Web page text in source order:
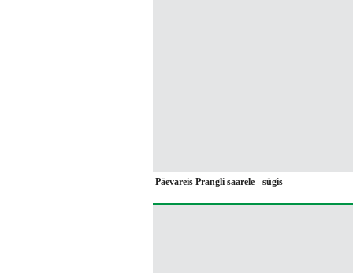
Päevareis Prangli saarele - sügis